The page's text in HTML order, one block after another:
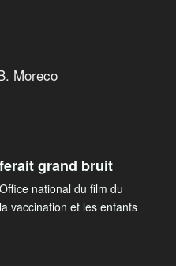
Moreco
grand bruit
national du film du
vaccination et les enfants